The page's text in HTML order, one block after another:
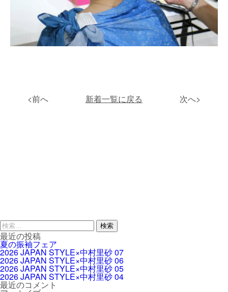
<前へ 新着一覧に戻る 次へ>
検
索:
最近の投稿
夏の振袖フェア
2026 JAPAN STYLE×中村里砂 07
2026 JAPAN STYLE×中村里砂 06
2026 JAPAN STYLE×中村里砂 05
2026 JAPAN STYLE×中村里砂 04
最近のコメント